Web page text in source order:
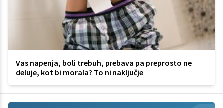
Vas napenja, boli trebuh, prebava pa preprosto ne
deluje, kot bi morala? To ni naključje